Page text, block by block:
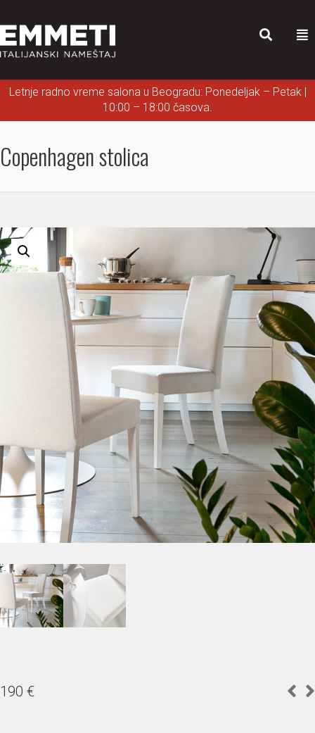
Letnje radno vreme salona u Beogradu: Ponedeljak – Petak |
10:00 – 18:00 časova.
Copenhagen stolica
190 €